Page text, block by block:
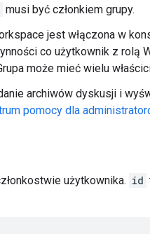
musi być członkiem grupy.
jest włączona w
co użytkownik z rolą
może mieć wielu
archiwów dyskusji i
pomocy dla
użytkownika. id